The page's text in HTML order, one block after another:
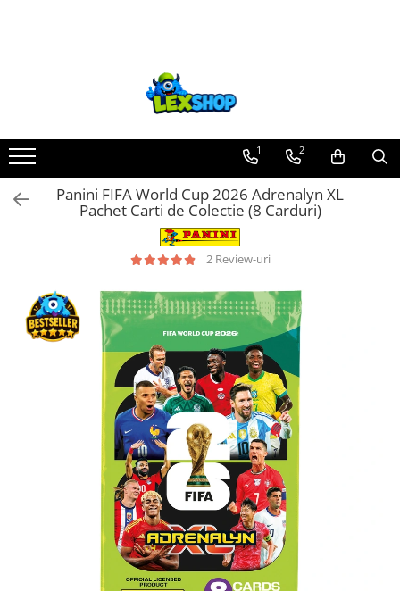
Board Games
Extensii boardgames
Card Games (jocuri cu carti)
Jocuri pentru toata familia
Jocuri pentru copii
Smart Games
Jocuri cu miniaturi
Final Girl - solo game
Miniaturi Arkham Horror
Miniaturi HEROCLIX
Accesorii pentru boardgames
Protectii carti (Sleeves)
1 2
Panini FIFA World Cup 2026 Adrenalyn XL
Pachet Carti de Colectie (8 Carduri)
2 Review-uri